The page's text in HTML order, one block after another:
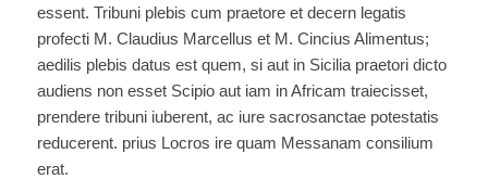
essent. Tribuni plebis cum praetore et decern legatis
profecti M. Claudius Marcellus et M. Cincius Alimentus;
aedilis plebis datus est quem, si aut in Sicilia praetori dicto
audiens non esset Scipio aut iam in Africam traiecisset,
prendere tribuni iuberent, ac iure sacrosanctae potestatis
reducerent. prius Locros ire quam Messanam consilium
erat.